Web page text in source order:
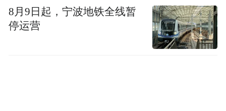
8月9日起，宁波地铁全线暂
停运营